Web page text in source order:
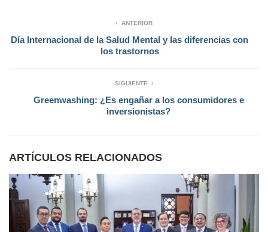
ANTERIOR
Día Internacional de la Salud Mental y las diferencias con
los trastornos
SIGUIENTE
Greenwashing: ¿Es engañar a los consumidores e
inversionistas?
ARTÍCULOS RELACIONADOS